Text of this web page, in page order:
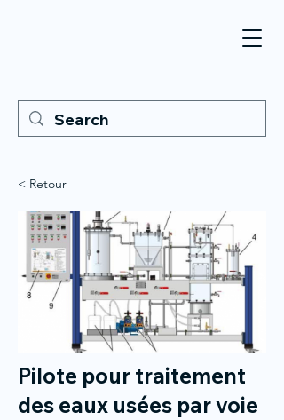
< Retour
Pilote pour traitement
des eaux usées par voie